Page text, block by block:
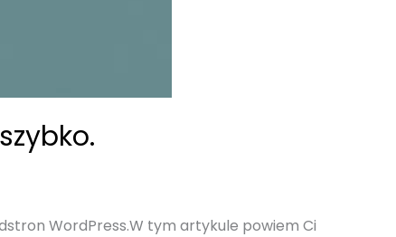
WordPress.W tym artykule powiem Ci